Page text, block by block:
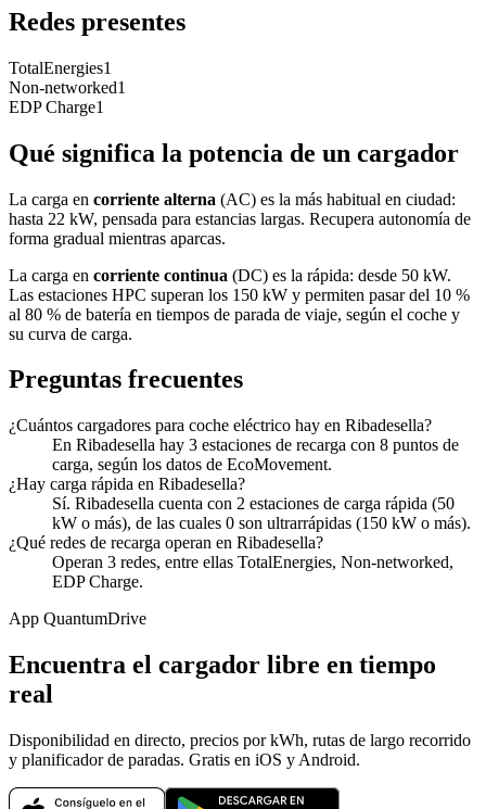
Redes presentes
TotalEnergies1
Non-networked1
EDP Charge1
Qué significa la potencia de un cargador
La carga en corriente alterna (AC) es la más habitual en ciudad:
hasta 22 kW, pensada para estancias largas. Recupera autonomía de
forma gradual mientras aparcas.
La carga en corriente continua (DC) es la rápida: desde 50 kW.
Las estaciones HPC superan los 150 kW y permiten pasar del 10 %
al 80 % de batería en tiempos de parada de viaje, según el coche y
su curva de carga.
Preguntas frecuentes
¿Cuántos cargadores para coche eléctrico hay en Ribadesella?
En Ribadesella hay 3 estaciones de recarga con 8 puntos de
carga, según los datos de EcoMovement.
¿Hay carga rápida en Ribadesella?
Sí. Ribadesella cuenta con 2 estaciones de carga rápida (50
kW o más), de las cuales 0 son ultrarrápidas (150 kW o más).
¿Qué redes de recarga operan en Ribadesella?
Operan 3 redes, entre ellas TotalEnergies, Non-networked,
EDP Charge.
App QuantumDrive
Encuentra el cargador libre en tiempo
real
Disponibilidad en directo, precios por kWh, rutas de largo recorrido
y planificador de paradas. Gratis en iOS y Android.